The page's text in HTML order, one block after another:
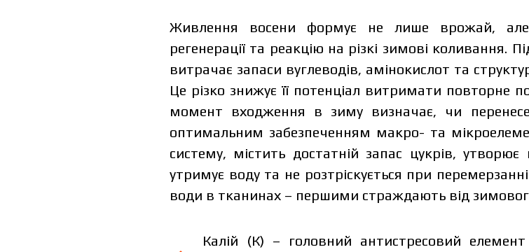
Живлення восени формує не лише врожай, але
регенерації та реакцію на різкі зимові коливання.
витрачає запаси вуглеводів, амінокислот та
Це різко знижує її потенціал витримати повторне
момент входження в зиму визначає, чи
оптимальним забезпеченням макро- та
систему, містить достатній запас цукрів,
утримує воду та не розтріскується при
води в тканинах – першими страждають від
Калій (К) – головний антистресовий
Order
Order
I have read and accept the personal
I have read and accept the personal data protection policy.